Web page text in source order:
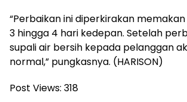
“Perbaikan ini diperkirakan
3 hingga 4 hari kedepan. Setelah
supali air bersih kepada pelanggan
normal,” pungkasnya. (HARISON)
Post Views: 318